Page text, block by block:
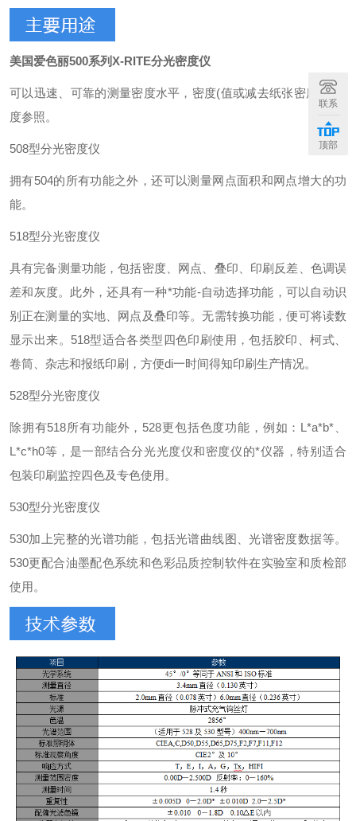
美国爱色丽500系列X-RITE分光密度仪
可以迅速、可靠的测量密度水平，密度(值或减去纸张密度)，密
度参照。
508型分光密度仪
拥有504的所有功能之外，还可以测量网点面积和网点增大的功
能。
518型分光密度仪
具有完备测量功能，包括密度、网点、叠印、印刷反差、色调误
差和灰度。此外，还具有一种*功能-自动选择功能，可以自动识
别正在测量的实地、网点及叠印等。无需转换功能，便可将读数
显示出来。518型适合各类型四色印刷使用，包括胶印、柯式、
卷筒、杂志和报纸印刷，方便di一时间得知印刷生产情况。
528型分光密度仪
除拥有518所有功能外，528更包括色度功能，例如：L*a*b*、
L*c*h0等，是一部结合分光光度仪和密度仪的*仪器，特别适合
包装印刷监控四色及专色使用。
530型分光密度仪
530加上完整的光谱功能，包括光谱曲线图、光谱密度数据等。
530更配合油墨配色系统和色彩品质控制软件在实验室和质检部
使用。
联系
顶部